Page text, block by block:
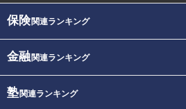
保険関連ランキング
金融関連ランキング
塾関連ランキング